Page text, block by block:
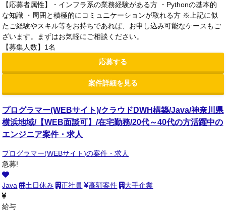
【応募者属性】・インフラ系の業務経験がある方 ・Pythonの基本的
な知識 ・周囲と積極的にコミュニケーションが取れる方 ※上記に似
たご経験やスキル等をお持ちであれば、お申し込み可能なケースもご
ざいます。まずはお気軽にご相談ください。
【募集人数】1名
応募する
案件詳細を見る
プログラマー(WEBサイト)/クラウドDWH構築/Java/神奈川県
横浜地域/【WEB面談可】/在宅勤務/20代～40代の方活躍中の
エンジニア案件・求人
プログラマー(WEBサイト)の案件・求人
急募!
Java 土日休み 正社員 高額案件 大手企業
給与